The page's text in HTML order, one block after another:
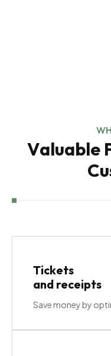
Valuable
Cu
Tickets
and receipts
Save money by